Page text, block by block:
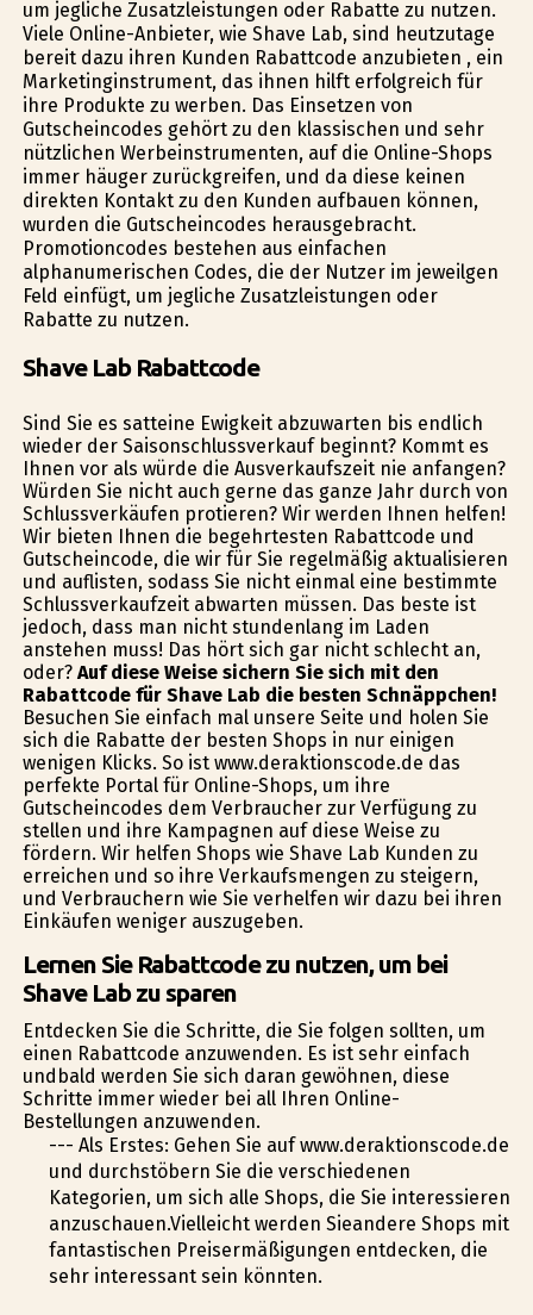
um jegliche Zusatzleistungen oder Rabatte zu nutzen.
Viele Online-Anbieter, wie Shave Lab, sind heutzutage
bereit dazu ihren Kunden Rabattcode anzubieten , ein
Marketinginstrument, das ihnen hilft erfolgreich für
ihre Produkte zu werben. Das Einsetzen von
Gutscheincodes gehört zu den klassischen und sehr
nützlichen Werbeinstrumenten, auf die Online-Shops
immer häufiger zurückgreifen, und da diese keinen
direkten Kontakt zu den Kunden aufbauen können,
wurden die Gutscheincodes herausgebracht.
Promotioncodes bestehen aus einfachen
alphanumerischen Codes, die der Nutzer im jeweilgen
Feld einfügt, um jegliche Zusatzleistungen oder
Rabatte zu nutzen.
Shave Lab Rabattcode
Sind Sie es satteine Ewigkeit abzuwarten bis endlich
wieder der Saisonschlussverkauf beginnt? Kommt es
Ihnen vor als würde die Ausverkaufszeit nie anfangen?
Würden Sie nicht auch gerne das ganze Jahr durch von
Schlussverkäufen profitieren? Wir werden Ihnen helfen!
Wir bieten Ihnen die begehrtesten Rabattcode und
Gutscheincode, die wir für Sie regelmäßig aktualisieren
und auflisten, sodass Sie nicht einmal eine bestimmte
Schlussverkaufzeit abwarten müssen. Das beste ist
jedoch, dass man nicht stundenlang im Laden
anstehen muss! Das hört sich gar nicht schlecht an,
oder? Auf diese Weise sichern Sie sich mit den
Rabattcode für Shave Lab die besten Schnäppchen!
Besuchen Sie einfach mal unsere Seite und holen Sie
sich die Rabatte der besten Shops in nur einigen
wenigen Klicks. So ist www.deraktionscode.de das
perfekte Portal für Online-Shops, um ihre
Gutscheincodes dem Verbraucher zur Verfügung zu
stellen und ihre Kampagnen auf diese Weise zu
fördern. Wir helfen Shops wie Shave Lab Kunden zu
erreichen und so ihre Verkaufsmengen zu steigern,
und Verbrauchern wie Sie verhelfen wir dazu bei ihren
Einkäufen weniger auszugeben.
Lernen Sie Rabattcode zu nutzen, um bei
Shave Lab zu sparen
Entdecken Sie die Schritte, die Sie folgen sollten, um
einen Rabattcode anzuwenden. Es ist sehr einfach
undbald werden Sie sich daran gewöhnen, diese
Schritte immer wieder bei all Ihren Online-
Bestellungen anzuwenden.
--- Als Erstes: Gehen Sie auf www.deraktionscode.de
und durchstöbern Sie die verschiedenen
Kategorien, um sich alle Shops, die Sie interessieren
anzuschauen.Vielleicht werden Sieandere Shops mit
fantastischen Preisermäßigungen entdecken, die
sehr interessant sein könnten.